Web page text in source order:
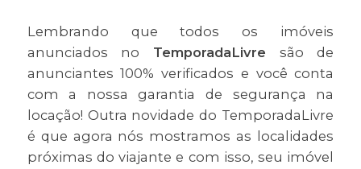
Lembrando que todos os imóveis
anunciados no TemporadaLivre são de
anunciantes 100% verificados e você conta
com a nossa garantia de segurança na
locação! Outra novidade do TemporadaLivre
é que agora nós mostramos as localidades
próximas do viajante e com isso, seu imóvel